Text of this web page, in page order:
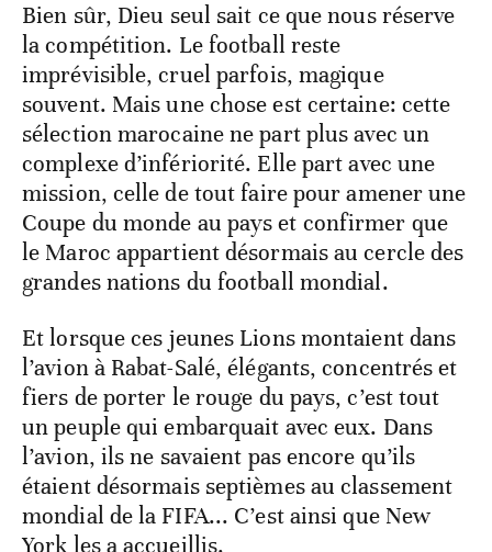
Bien sûr, Dieu seul sait ce que nous réserve
la compétition. Le football reste
imprévisible, cruel parfois, magique
souvent. Mais une chose est certaine: cette
sélection marocaine ne part plus avec un
complexe d’infériorité. Elle part avec une
mission, celle de tout faire pour amener une
Coupe du monde au pays et confirmer que
le Maroc appartient désormais au cercle des
grandes nations du football mondial.
Et lorsque ces jeunes Lions montaient dans
l’avion à Rabat-Salé, élégants, concentrés et
fiers de porter le rouge du pays, c’est tout
un peuple qui embarquait avec eux. Dans
l’avion, ils ne savaient pas encore qu’ils
étaient désormais septièmes au classement
mondial de la FIFA... C’est ainsi que New
York les a accueillis.